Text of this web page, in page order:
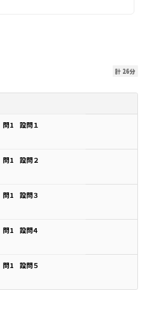
計 26分
問1 設問１
問1 設問２
問1 設問３
問1 設問４
問1 設問５